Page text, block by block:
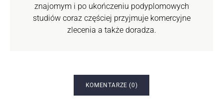
znajomym i po ukończeniu podyplomowych
studiów coraz częściej przyjmuje komercyjne
zlecenia a także doradza.
KOMENTARZE (0)